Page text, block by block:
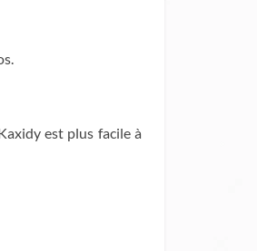
est plus facile à